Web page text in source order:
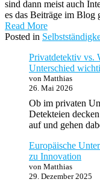
sind dann meist auch
es das Beiträge im Blog
Read More
Posted in
Privatdetektiv vs.
Unterschied
von Matthias
26. Mai 2026
Ob im privaten
Detekteien
auf und gehen
Europäische
zu Innovation
von Matthias
29. Dezember 2025